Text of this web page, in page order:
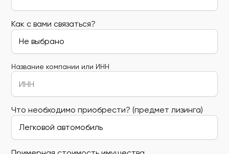
Как с вами связаться?
Название компании или ИНН
Что необходимо приобрести? (предмет лизинга)